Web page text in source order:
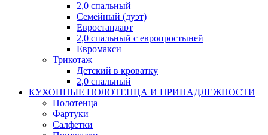
2,0 спальный
Семейный (дуэт)
Евростандарт
2,0 спальный с европростыней
Евромакси
Трикотаж
Детский в кроватку
2,0 спальный
КУХОННЫЕ ПОЛОТЕНЦА И ПРИНАДЛЕЖНОСТИ
Полотенца
Фартуки
Салфетки